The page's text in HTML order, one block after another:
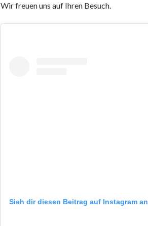
Wir freuen uns auf Ihren Besuch.
Sieh dir diesen Beitrag auf Instagram an